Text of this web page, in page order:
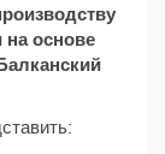
на основе